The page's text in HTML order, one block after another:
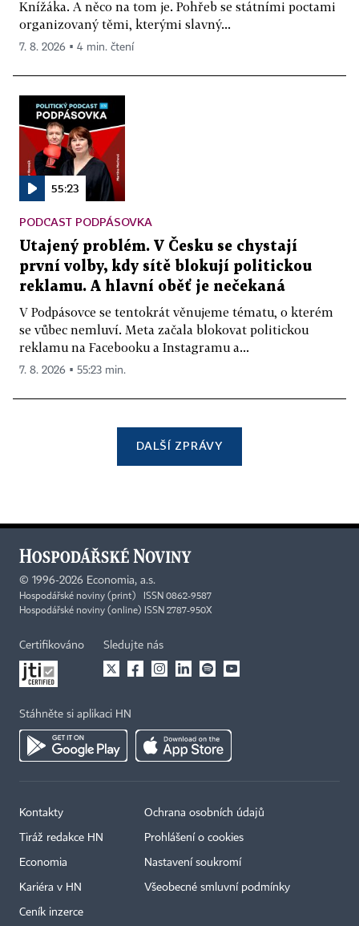
Knížáka. A něco na tom je. Pohřeb se státními poctami
organizovaný těmi, kterými slavný...
7. 8. 2026 ▪ 4 min. čtení
55:23
PODCAST PODPÁSOVKA
Utajený problém. V Česku se chystají
první volby, kdy sítě blokují politickou
reklamu. A hlavní oběť je nečekaná
V Podpásovce se tentokrát věnujeme tématu, o kterém
se vůbec nemluví. Meta začala blokovat politickou
reklamu na Facebooku a Instagramu a...
7. 8. 2026 ▪ 55:23 min.
DALŠÍ ZPRÁVY
© 1996-2026 Economia, a.s.
Hospodářské noviny (print) ISSN 0862-9587
Hospodářské noviny (online) ISSN 2787-950X
Certifikováno Sledujte nás
Stáhněte si aplikaci HN
Kontakty
Tiráž redakce HN
Economia
Kariéra v HN
Ceník inzerce
Ochrana osobních údajů
Prohlášení o cookies
Nastavení soukromí
Všeobecné smluvní podmínky